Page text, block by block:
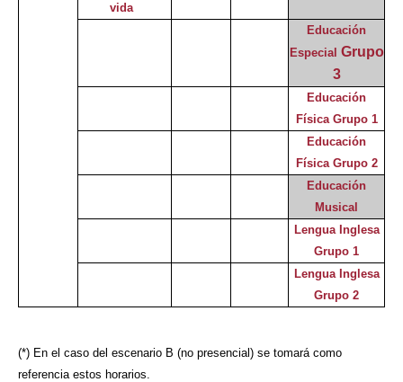
vida
Educación
Especial Grupo
3
Educación
Física Grupo 1
Educación
Física Grupo 2
Educación
Musical
Lengua Inglesa
Grupo 1
Lengua Inglesa
Grupo 2
(*) En el caso del escenario B (no presencial) se tomará como
referencia estos horarios.